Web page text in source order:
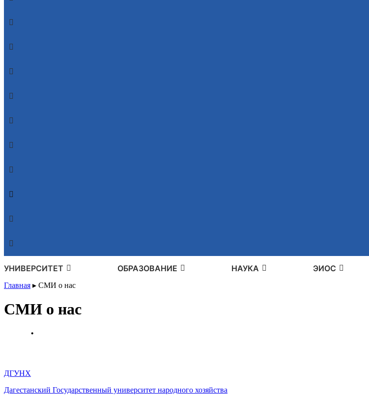
УНИВЕРСИТЕТ ОБРАЗОВАНИЕ НАУКА ЭИОС
Главная ▸ СМИ о нас
СМИ о нас
ДГУНХ
Дагестанский Государственный университет народного хозяйства